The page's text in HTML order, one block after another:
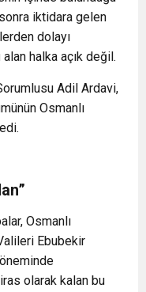
iktidara gelen
dolayı
alan halka açık değil.
Adil Ardavi,
Osmanlı
Osmanlı
Ebubekir
olarak kalan bu